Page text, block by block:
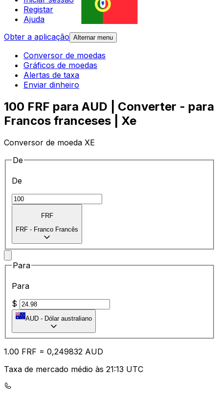
Registar
Ajuda
Obter a aplicação Alternar menu
Conversor de moedas
Gráficos de moedas
Alertas de taxa
Enviar dinheiro
100 FRF para AUD | Converter - para
Francos franceses | Xe
Conversor de moeda XE
De
De
FRF
FRF - Franco Francês
Para
Para
$
AUD - Dólar australiano
1.00 FRF = 0,249832 AUD
Taxa de mercado médio às 21:13 UTC